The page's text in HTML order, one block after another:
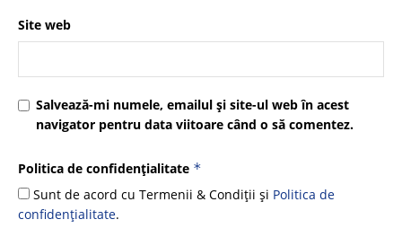
Site web
Salvează-mi numele, emailul și site-ul web în acest
navigator pentru data viitoare când o să comentez.
Politica de confidențialitate *
Sunt de acord cu Termenii & Condiții și Politica de
confidențialitate.